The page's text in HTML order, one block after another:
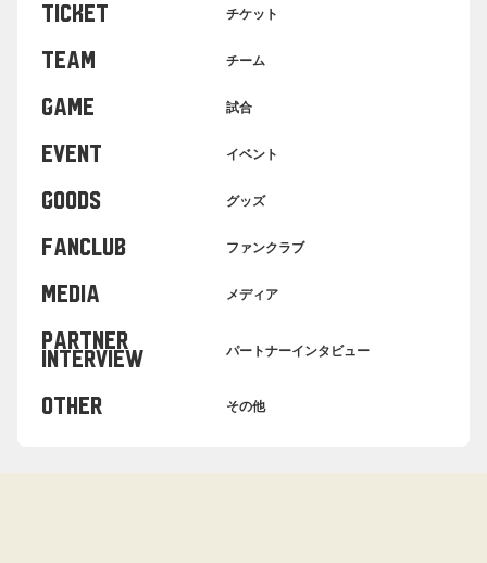
TICKET チケット
TEAM チーム
GAME 試合
EVENT イベント
GOODS グッズ
FANCLUB ファンクラブ
MEDIA メディア
PARTNER
INTERVIEW パートナーインタビュー
OTHER その他